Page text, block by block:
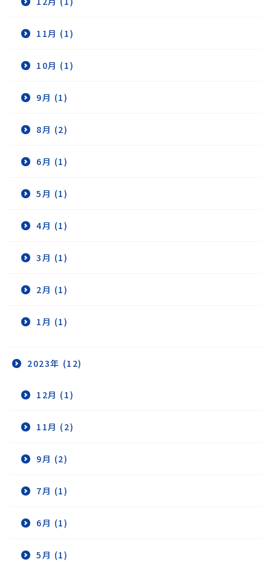
11月 (1)
10月 (1)
9月 (1)
8月 (2)
6月 (1)
5月 (1)
4月 (1)
3月 (1)
2月 (1)
1月 (1)
2023年 (12)
12月 (1)
11月 (2)
9月 (2)
7月 (1)
6月 (1)
5月 (1)